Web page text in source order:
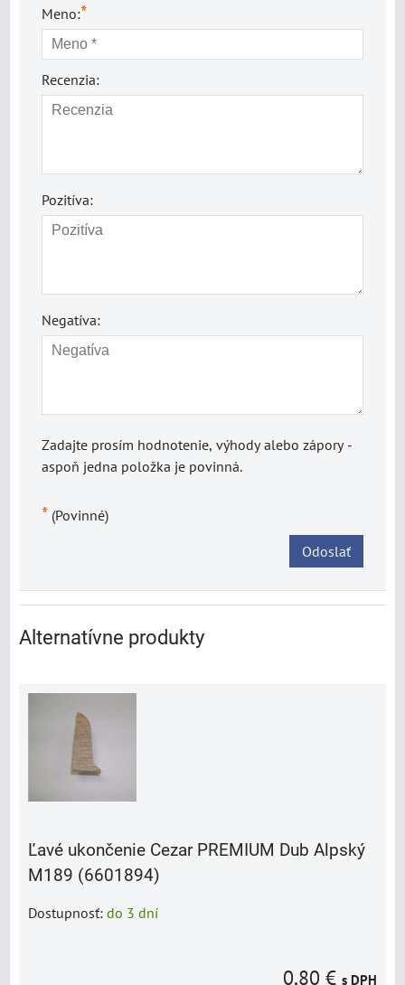
Meno:*
Recenzia:
Pozitíva:
Negatíva:
Zadajte prosím hodnotenie, výhody alebo zápory -
aspoň jedna položka je povinná.
* (Povinné)
Odoslať
Alternatívne produkty
Ľavé ukončenie Cezar PREMIUM Dub Alpský
M189 (6601894)
Dostupnosť: do 3 dní
0,80 € s DPH